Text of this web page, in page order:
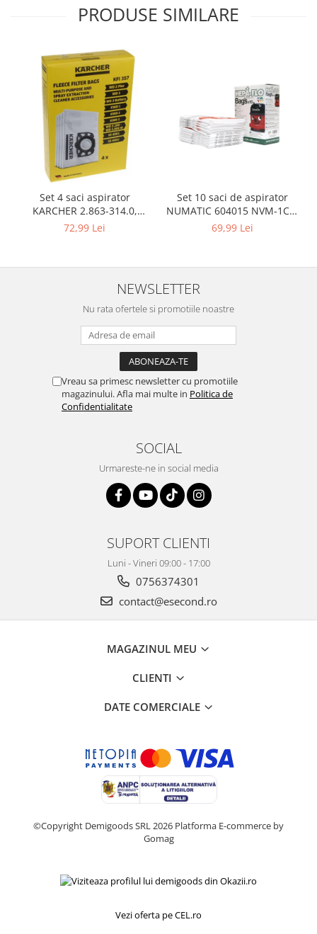
Jucarii si Jocuri
Accesorii animale de companie
Acvaristica
Castroane si adapatori animale
Igiena animale de companie
Mobila si transport animale de
companie
Zgarzi, lese si hamuri
PC, Periferice & Software
Componente PC
Desktop PC & Monitoare
Consumabile
Telecomenzi garaj
Sport & Activitati in aer liber
Accesorii antrenament
Accesorii Fitness
Accesorii sportive
Aparate Foto & Accesorii
Audio HI-FI & Profesionale
Home Cinema & Audio
Curatenie si intretinere
PRODUSE SIMILARE
Set 4 saci aspirator
KARCHER 2.863-314.0,
compatibil cu WD, KWD, SE
72,99 Lei
Set 10 saci de aspirator
NUMATIC 604015 NVM-1CH,
9L
69,99 Lei
NEWSLETTER
Nu rata ofertele si promotiile noastre
Vreau sa primesc newsletter cu promotiile
magazinului. Afla mai multe in Politica de
Confidentialitate
SOCIAL
Urmareste-ne in social media
SUPORT CLIENTI
Luni - Vineri 09:00 - 17:00
0756374301
contact@esecond.ro
MAGAZINUL MEU
CLIENTI
DATE COMERCIALE
©Copyright Demigoods SRL 2026 Platforma E-commerce by
Gomag
Vezi oferta pe CEL.ro